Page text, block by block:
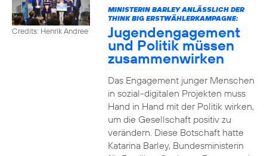
Credits: Henrik Andree
MINISTERIN BARLEY ANLÄSSLICH DER
THINK BIG ERSTWÄHLERKAMPAGNE:
Jugendengagement
und Politik müssen
zusammenwirken
Das Engagement junger Menschen
in sozial-digitalen Projekten muss
Hand in Hand mit der Politik wirken,
um die Gesellschaft positiv zu
verändern. Diese Botschaft hatte
Katarina Barley, Bundesministerin